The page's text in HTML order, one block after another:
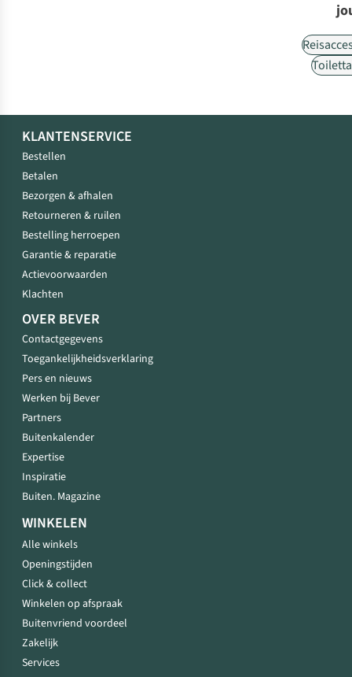
KLANTENSERVICE
Bestellen
Betalen
Bezorgen & afhalen
Retourneren & ruilen
Bestelling herroepen
Garantie & reparatie
Actievoorwaarden
Klachten
OVER BEVER
Contactgegevens
Toegankelijkheidsverklaring
Pers en nieuws
Werken bij Bever
Partners
Buitenkalender
Expertise
Inspiratie
Buiten. Magazine
WINKELEN
Alle winkels
Openingstijden
Click & collect
Winkelen op afspraak
Buitenvriend voordeel
Zakelijk
Services